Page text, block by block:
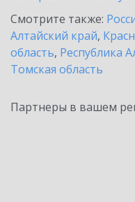
Смотрите также:
Алтайский край,
область, Республика
Томская область
Партнеры в вашем